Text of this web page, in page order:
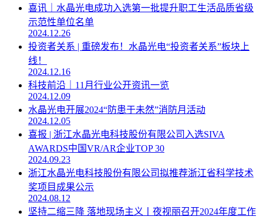
喜讯｜水晶光电成功入选第一批提升职工生活品质省级
示范性单位名单
2024.12.26
投资者关系 | 重磅发布！水晶光电“投资者关系”板块上
线！
2024.12.16
科技前沿｜11月行业公开资讯一览
2024.12.09
水晶光电开展2024“防患于未然”消防月活动
2024.12.05
喜报 | 浙江水晶光电科技股份有限公司入选SIVA
AWARDS中国VR/AR企业TOP 30
2024.09.23
浙江水晶光电科技股份有限公司拟推荐浙江省科学技术
奖项目成果公示
2024.08.12
坚持二缩三降 落地现场主义丨夜视丽召开2024年度工作